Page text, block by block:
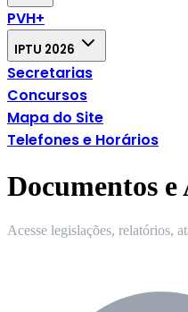
PVH+
IPTU 2026
Secretarias
Concursos
Mapa do Site
Telefones e Horários
Documentos
Acesse legislações, relatórios,